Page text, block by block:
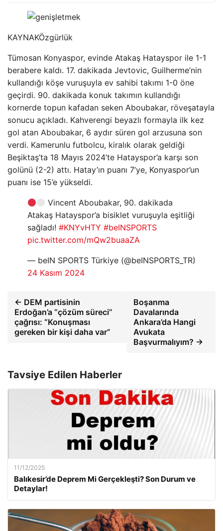
KAYNAKÖzgürlük
Tümosan Konyaspor, evinde Atakaş Hatayspor ile 1-1
berabere kaldı. 17. dakikada Jevtovic, Guilherme’nin
kullandığı köşe vuruşuyla ev sahibi takımı 1-0 öne
geçirdi. 90. dakikada konuk takımın kullandığı
kornerde topun kafadan seken Aboubakar, röveşatayla
sonucu açıkladı. Kahverengi beyazlı formayla ilk kez
gol atan Aboubakar, 6 aydır süren gol arzusuna son
verdi. Kamerunlu futbolcu, kiralık olarak geldiği
Beşiktaş’ta 18 Mayıs 2024’te Hatayspor’a karşı son
golünü (2-2) attı. Hatay’ın puanı 7’ye, Konyaspor’un
puanı ise 15’e yükseldi.
Vincent Aboubakar, 90. dakikada
Atakaş Hatayspor’a bisiklet vuruşuyla eşitliği
sağladı! #KNYvHTY #beINSPORTS
pic.twitter.com/mQw2buaaZA
— beIN SPORTS Türkiye (@beINSPORTS_TR)
24 Kasım 2024
← DEM partisinin
Erdoğan’a “çözüm süreci”
çağrısı: “Konuşması
gereken bir kişi daha var”
Boşanma
Davalarında
Ankara’da Hangi
Avukata
Başvurmalıyım? →
Tavsiye Edilen Haberler
11/12/2025
Balıkesir’de Deprem Mi Gerçekleşti? Son Durum ve
Detaylar!